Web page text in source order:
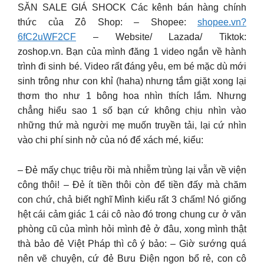
SĂN SALE GIÁ SHOCK Các kênh bán hàng chính
thức của Zô Shop: – Shopee: shopee.vn?
6fC2uWF2CF – Website/ Lazada/ Tiktok:
zoshop.vn. Bạn của mình đăng 1 video ngắn về hành
trình đi sinh bé. Video rất đáng yêu, em bé mặc dù mới
sinh trông như con khỉ (haha) nhưng tắm giặt xong lại
thơm tho như 1 bông hoa nhìn thích lắm. Nhưng
chẳng hiểu sao 1 số bạn cứ không chịu nhìn vào
những thứ mà người mẹ muốn truyền tải, lại cứ nhìn
vào chi phí sinh nở của nó để xách mé, kiểu:
– Đẻ mấy chục triệu rồi mà nhiễm trùng lại vẫn về viện
công thôi! – Đẻ ít tiền thôi còn để tiền đấy mà chăm
con chứ, chả biết nghĩ Mình kiểu rất 3 chấm! Nó giống
hệt cái cảm giác 1 cái cô nào đó trong chung cư ở văn
phòng cũ của mình hỏi mình đẻ ở đâu, xong mình thật
thà bảo đẻ Việt Pháp thì cô ý bảo: – Giờ sướng quá
nên vẽ chuyện, cứ đẻ Bưu Điện ngon bổ rẻ, con cô